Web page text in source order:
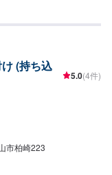
お客様負担となります
(持ち込
5.0(4件)
市柏崎223